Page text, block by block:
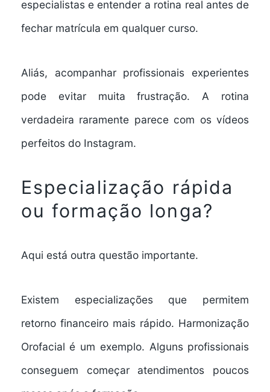
especialistas e entender a rotina real antes de
fechar matrícula em qualquer curso.
Aliás, acompanhar profissionais experientes
pode evitar muita frustração. A rotina
verdadeira raramente parece com os vídeos
perfeitos do Instagram.
Especialização rápida
ou formação longa?
Aqui está outra questão importante.
Existem especializações que permitem
retorno financeiro mais rápido. Harmonização
Orofacial é um exemplo. Alguns profissionais
conseguem começar atendimentos poucos